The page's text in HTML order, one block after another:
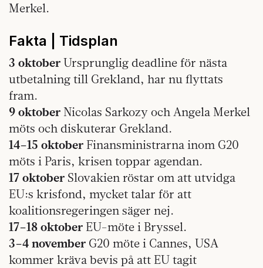
Merkel.
Fakta | Tidsplan
3 oktober Ursprunglig deadline för nästa
utbetalning till Grekland, har nu flyttats
fram.
9 oktober Nicolas Sarkozy och Angela Merkel
möts och diskuterar Grekland.
14–15 oktober Finansministrarna inom G20
möts i Paris, krisen toppar agendan.
17 oktober Slovakien röstar om att utvidga
EU:s krisfond, mycket talar för att
koalitionsregeringen säger nej.
17–18 oktober EU-möte i Bryssel.
3–4 november G20 möte i Cannes, USA
kommer kräva bevis på att EU tagit